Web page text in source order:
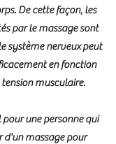
De cette façon, les
par le massage sont
système nerveux peut
en fonction
musculaire.
pour une personne qui
d'un massage pour